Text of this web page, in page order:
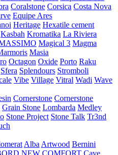
Coralstone Corsica Costa Nova
Equipe Ares
Heritage Hexatile cement
Kasbah Kromatika La Riviera
Magical 3 Magma
Masia
Octagon Oxide Porto Raku
Sfera Splendours Stromboli
Vibe Village Vitral Wadi Wave
Cornerstone Cornerstone
Grain Stone Lombarda Medley
Stone Project Stone Talk Tr3nd
Alba Artwood Bernini